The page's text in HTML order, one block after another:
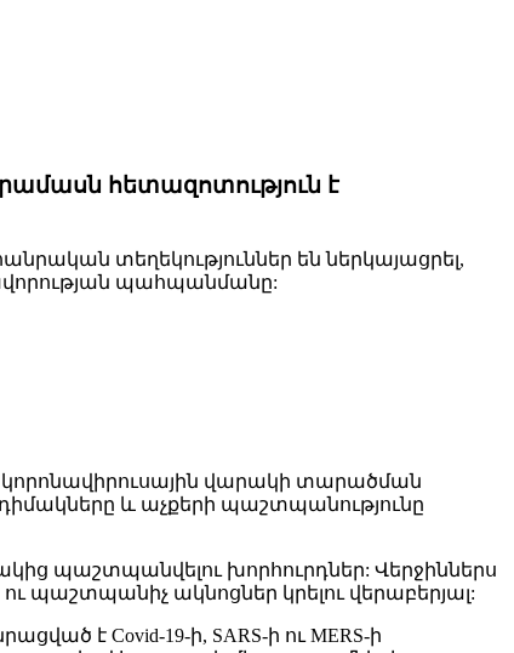
հետազոտություն է
տեղեկություններ են ներկայացրել,
պահպանմանը:
կորոնավիրուսային վարակի տարածման
և աչքերի պաշտպանությունը
պաշտպանվելու խորհուրդներ: Վերջիններս
ակնոցներ կրելու վերաբերյալ:
է Covid-19-ի, SARS-ի ու MERS-ի